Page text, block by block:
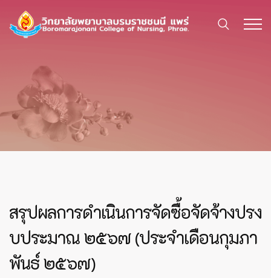
สรุปผลการดำเนินการจัดซื้อจัดจ้างปรง
บประมาณ ๒๕๖๗ (ประจำเดือนกุมภา
พันธ์ ๒๕๖๗)